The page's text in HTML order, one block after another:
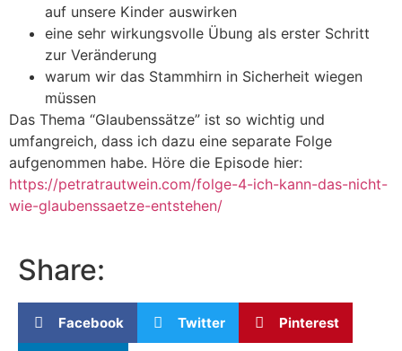
auf unsere Kinder auswirken
eine sehr wirkungsvolle Übung als erster Schritt
zur Veränderung
warum wir das Stammhirn in Sicherheit wiegen
müssen
Das Thema “Glaubenssätze” ist so wichtig und
umfangreich, dass ich dazu eine separate Folge
aufgenommen habe. Höre die Episode hier:
https://petratrautwein.com/folge-4-ich-kann-das-nicht-
wie-glaubenssaetze-entstehen/
Share:
Facebook Twitter Pinterest